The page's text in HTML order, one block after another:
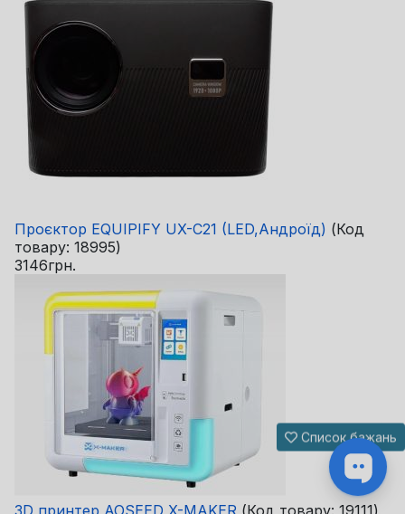
Проєктор EQUIPIFY UX-C21 (LED,Андроїд) (Код
товару: 18995)
3146грн.
3D принтер AOSEED X-MAKER (Код товару: 19111)
Список бажань